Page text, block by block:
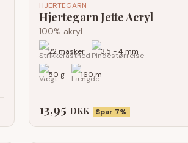
HJERTEGARN
Hjertegarn Jette Acryl
100% akryl
22 masker 3,5 - 4 mm
50 g 160 m
13,95 DKK Spar 7%